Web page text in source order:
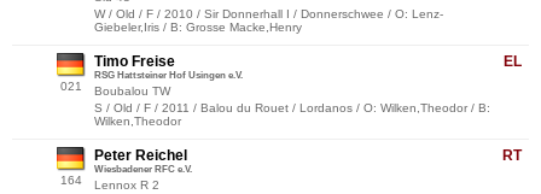
W / Old / F / 2010 / Sir Donnerhall I / Donnerschwee / O: Lenz-
Giebeler,Iris / B: Grosse Macke,Henry
021
EL
Timo Freise
RSG Hattsteiner Hof Usingen e.V.
Boubalou TW
S / Old / F / 2011 / Balou du Rouet / Lordanos / O: Wilken,Theodor / B:
Wilken,Theodor
164
RT
Peter Reichel
Wiesbadener RFC e.V.
Lennox R 2